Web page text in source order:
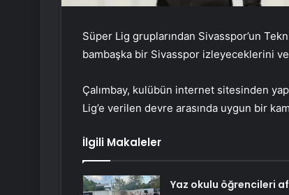
Süper Lig gruplarından Sivasspor’un
bambaşka bir Sivasspor izleyeceklerini
Çalımbay, kulübün internet sitesinden
Lig’e verilen devre arasında uygun bir
İlgili Makaleler
Yaz okulu öğrencileri